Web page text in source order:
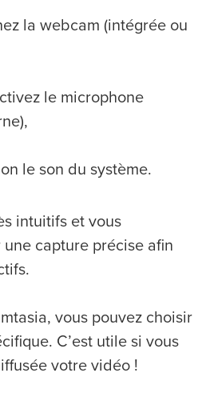
la webcam (intégrée ou
le microphone
le son du système.
intuitifs et vous
capture précise afin
vous pouvez choisir
C’est utile si vous
votre vidéo !